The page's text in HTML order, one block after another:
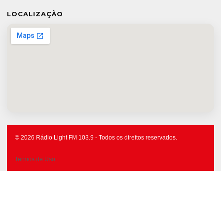
LOCALIZAÇÃO
© 2026 Rádio Light FM 103.9 - Todos os direitos reservados.
Termos de Uso